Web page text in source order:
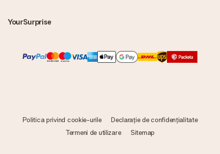
YourSurprise
Politica privind cookie-urile
Declarație de confidențialitate
Termeni de utilizare
Sitemap